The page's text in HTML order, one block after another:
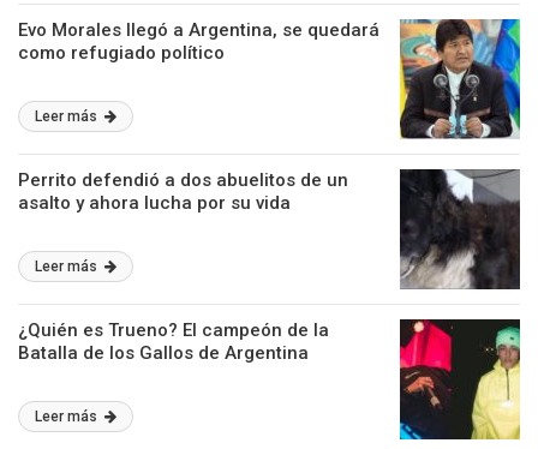
Evo Morales llegó a Argentina, se quedará
como refugiado político
Leer más
Perrito defendió a dos abuelitos de un
asalto y ahora lucha por su vida
Leer más
¿Quién es Trueno? El campeón de la
Batalla de los Gallos de Argentina
Leer más